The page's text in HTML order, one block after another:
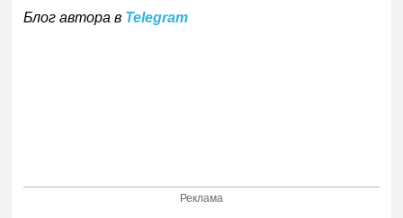
Блог автора в Telegram
Реклама